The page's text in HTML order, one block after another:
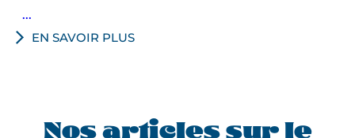
...
EN SAVOIR PLUS